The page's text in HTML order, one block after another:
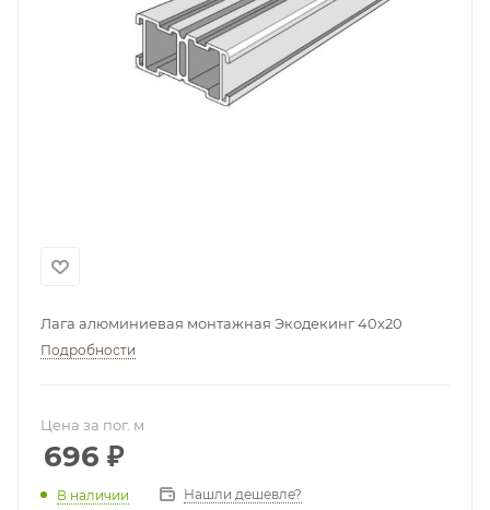
Лага алюминиевая монтажная Экодекинг 40х20
Подробности
Цена за пог. м
696 ₽
В наличии Нашли дешевле?